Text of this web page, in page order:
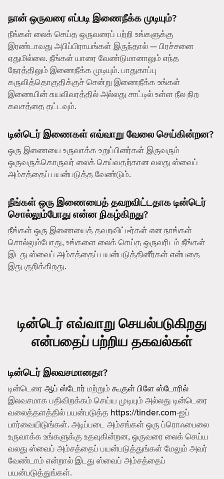
நான் ஒருவரை எப்படி இணைநீக்க முடியும்?
நீங்கள் லைக் செய்த ஒருவரைப் பற்றி உங்களுக்கு
இரண்டாவது அபிப்பிராயங்கள் இருந்தால் — பிரச்சனை
ஏதுமில்லை. நீங்கள் யாரை வேண்டுமானாலும் எந்த
நேரத்திலும் இணைநீக்க முடியும். பாதுகாப்பு
கருவித்தொகுதிக்குச் சென்று இணைநீக்க உங்கள்
இணையின் சுயவிவரத்தில் அல்லது சாட்டில் உள்ள நீல நிற
கவசத்தை தட்டவும்.
டின்டெர் இணைகள் எவ்வாறு வேலை செய்கின்றன?
ஒரு இணையை உருவாக்க உறுப்பினர்கள் இருவரும்
ஒருவருக்கொருவர் லைக் செய்வதற்கான வலது ஸ்வைப்
அம்சத்தைப் பயன்படுத்த வேண்டும்.
நீங்கள் ஒரு இணையைத் தவறவிட்டதாக டின்டெர்
சொல்லும்போது என்ன நிகழ்கிறது?
நீங்கள் ஒரு இணையைத் தவறவிட்டீர்கள் என நாங்கள்
சொல்லும்போது, உங்களை லைக் செய்த ஒருவரிடம் நீங்கள்
இடது ஸ்வைப் அம்சத்தைப் பயன்படுத்தினீர்கள் என்பதை
இது குறிக்கிறது.
டின்டெர் எவ்வாறு செயல்படுகிறது
என்பதைப் பற்றிய தகவல்கள்
டின்டெர் இலவசமானதா?
டின்டெரை ஆப் ஸ்டோர் மற்றும் கூகுள் பிளே ஸ்டோரில்
இலவசமாக பதிவிறக்கம் செய்ய முடியும் அல்லது டின்டெரை
வலைத்தளத்தில் பயன்படுத்த https://tinder.com-ஐப்
பார்வையிடுங்கள். அடிப்படை அம்சங்கள் ஒரு ப்ரொஃபைலை
உருவாக்க உங்களுக்கு உதவுகின்றன, ஒருவரை லைக் செய்ய
வலது ஸ்வைப் அம்சத்தைப் பயன்படுத்துங்கள் மேலும் அவர்
வேண்டாம் என்றால் இடது ஸ்வைப் அம்சத்தைப்
பயன்படுத்துங்கள்.